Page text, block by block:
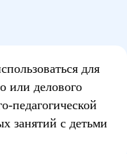
для
или делового
педагогической
занятий с детьми